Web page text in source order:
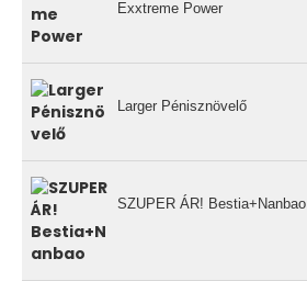
Exxtreme Power
Larger Pénisznövelő
SZUPER ÁR! Bestia+Nanbao